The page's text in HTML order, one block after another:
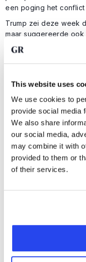
This website uses
We use cookies to
provide social media
We also share
our social media,
may combine it with
provided to them or
of their services.
een poging het conflict
Trump zei deze week
maar suggereerde
afstaan. Europese
gepresenteerd met
wapenstilstand en
Tegelijkertijd bereidt
weigeren. Europa
gefinancierd met
te zetten. België,
dwars. Maar
zonder België
6.
in slow
In Nederland zijn er
migratie, maar de
heeft economische
Vergrijzing betekent